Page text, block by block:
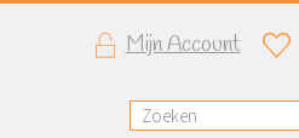
Mijn Account